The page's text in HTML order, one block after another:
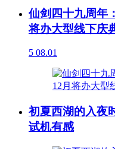
仙剑四十九周年
将办大型线下庆
5 08.01
初夏西湖的入夜
试机有感